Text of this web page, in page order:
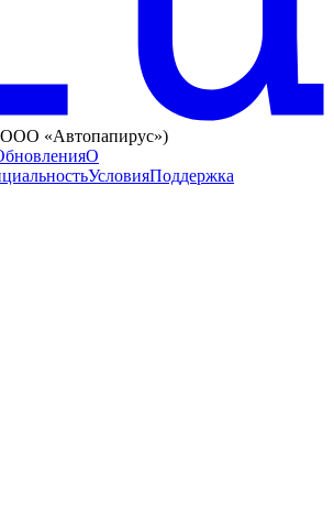
«Автопапирус»)
О
УсловияПоддержка